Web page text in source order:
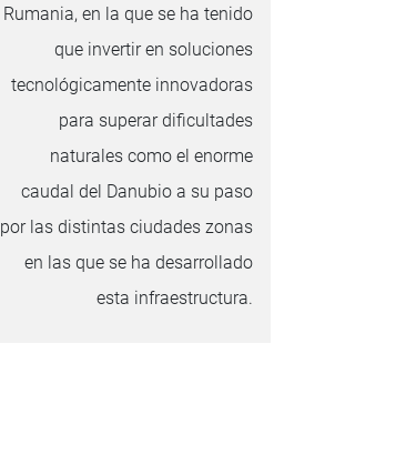
Rumania, en la que se ha tenido
que invertir en soluciones
tecnológicamente innovadoras
para superar dificultades
naturales como el enorme
caudal del Danubio a su paso
por las distintas ciudades zonas
en las que se ha desarrollado
esta infraestructura.